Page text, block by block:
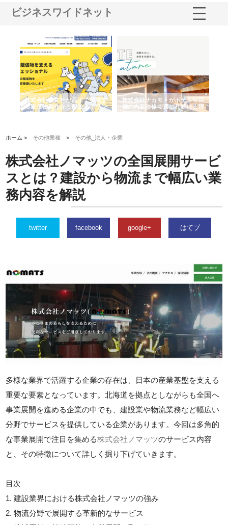
ビジネスワイドネット
株式会社耕文社が品川で実現す
る販促物製作から配送までワン
ストップ対応
株式会社ナカモトがホテルや店
舗の内装改修で選ばれ続ける理
由
ホーム > その他業種 > その他_法人・企業
株式会社ノマッツの全国展開サービ
スとは？建設から物流まで幅広い業
務内容を解説
twitter facebook google+ はてブ
多様な業界で活躍する企業の存在は、日本の産業基盤を支える
重要な要素となっています。北海道を拠点としながらも全国へ
事業展開を進める企業の中でも、建設業や物流業務など幅広い
分野でサービスを提供している企業があります。今回は多角的
な事業展開で注目を集める株式会社ノマッツのサービス内容
と、その特徴について詳しく掘り下げていきます。
目次
1. 建設業界における株式会社ノマッツの強み
2. 物流分野で展開する革新的なサービス